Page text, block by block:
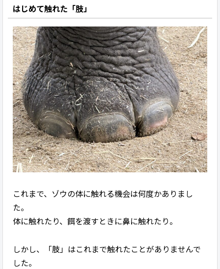
はじめて触れた「肢」
これまで、ゾウの体に触れる機会は何度かありまし
た。
体に触れたり、餌を渡すときに鼻に触れたり。
しかし、「肢」はこれまで触れたことがありませんで
した。